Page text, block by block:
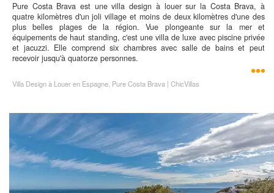
Pure Costa Brava est une villa design à louer sur la Costa Brava, à
quatre kilomètres d'un joli village et moins de deux kilomètres d'une des
plus belles plages de la région. Vue plongeante sur la mer et
équipements de haut standing, c'est une villa de luxe avec piscine privée
et jacuzzi. Elle comprend six chambres avec salle de bains et peut
recevoir jusqu'à quatorze personnes.
Villa Design à Louer en Espagne, Pure Costa Brava | ChicVillas